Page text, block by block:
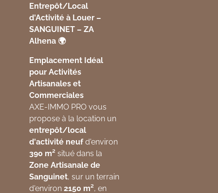
Entrepôt/Local
d'Activité à Louer –
SANGUINET – ZA
Alhena 🌍
Emplacement Idéal
pour Activités
Artisanales et
Commerciales
AXE-IMMO PRO vous
propose à la location un
entrepôt/local
d'activité neufd'environ
390 m² situé dans la
Zone Artisanale de
Sanguinet, sur un terrain
d'environ 2150 m², en